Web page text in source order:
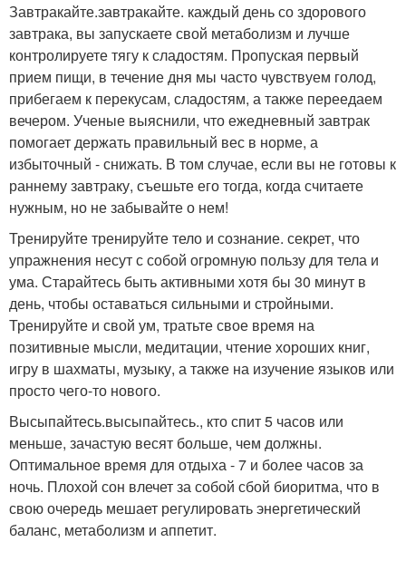
Завтракайте.завтракайте. каждый день со здорового
завтрака, вы запускаете свой метаболизм и лучше
контролируете тягу к сладостям. Пропуская первый
прием пищи, в течение дня мы часто чувствуем голод,
прибегаем к перекусам, сладостям, а также переедаем
вечером. Ученые выяснили, что ежедневный завтрак
помогает держать правильный вес в норме, а
избыточный - снижать. В том случае, если вы не готовы к
раннему завтраку, съешьте его тогда, когда считаете
нужным, но не забывайте о нем!
Тренируйте тренируйте тело и сознание. секрет, что
упражнения несут с собой огромную пользу для тела и
ума. Старайтесь быть активными хотя бы 30 минут в
день, чтобы оставаться сильными и стройными.
Тренируйте и свой ум, тратьте свое время на
позитивные мысли, медитации, чтение хороших книг,
игру в шахматы, музыку, а также на изучение языков или
просто чего-то нового.
Высыпайтесь.высыпайтесь., кто спит 5 часов или
меньше, зачастую весят больше, чем должны.
Оптимальное время для отдыха - 7 и более часов за
ночь. Плохой сон влечет за собой сбой биоритма, что в
свою очередь мешает регулировать энергетический
баланс, метаболизм и аппетит.